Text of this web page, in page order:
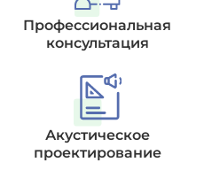
Профессиональная
консультация
Акустическое
проектирование